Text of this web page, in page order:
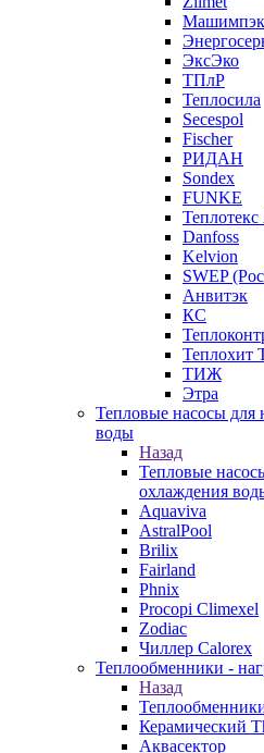
ЭксЭко
ТПлР
Теплосила
Secespol
Fischer
РИДАН
Sondex
FUNKE
Danfoss
Kelvion
SWEP
Анвитэк
КС
Теплохит
ТИЖ
Этра
Тепловые насосы для
воды
Назад
Тепловые
охлаждения
Aquaviva
AstralPool
Brilix
Fairland
Phnix
Procopi Climexel
Zodiac
Чиллер Calorex
Теплообменники -
Назад
Керамический
Аквасектор